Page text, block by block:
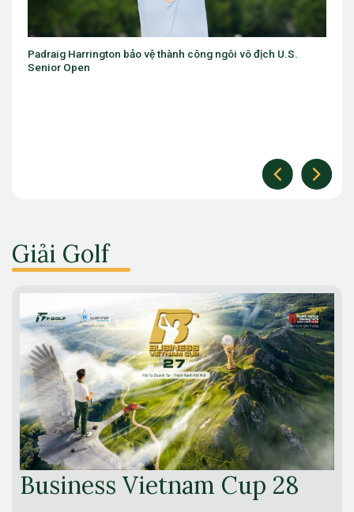
U.S.
Một lá cờ Việt Nam ở Arnold Palmer Cup và một
Giải Golf
Business Vietnam Cup 28